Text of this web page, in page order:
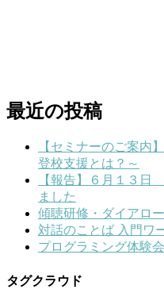
最近の投稿
【セミナーのご案内
登校支援とは？～
【報告】６月１３日
ました
傾聴研修・ダイアロ
対話のことば 入門ワ
プログラミング体験会
タグクラウド